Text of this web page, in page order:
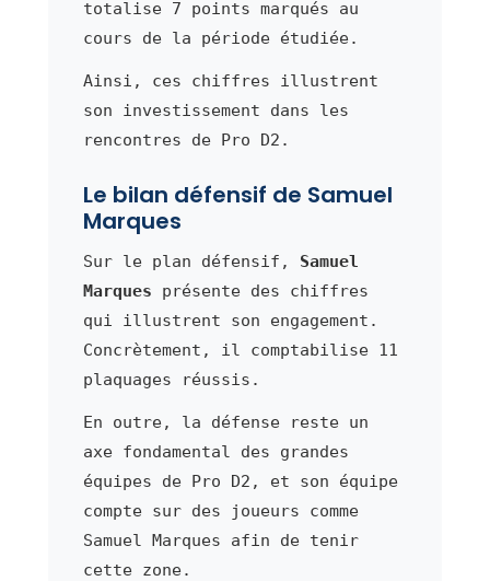
totalise 7 points marqués au
cours de la période étudiée.
Ainsi, ces chiffres illustrent
son investissement dans les
rencontres de Pro D2.
Le bilan défensif de Samuel
Marques
Sur le plan défensif, Samuel
Marques présente des chiffres
qui illustrent son engagement.
Concrètement, il comptabilise 11
plaquages réussis.
En outre, la défense reste un
axe fondamental des grandes
équipes de Pro D2, et son équipe
compte sur des joueurs comme
Samuel Marques afin de tenir
cette zone.